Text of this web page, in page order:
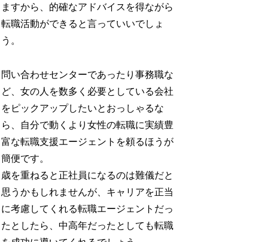
ますから、的確なアドバイスを得ながら
転職活動ができると言っていいでしょ
う。
問い合わせセンターであったり事務職な
ど、女の人を数多く必要としている会社
をピックアップしたいとおっしゃるな
ら、自分で動くより女性の転職に実績豊
富な転職支援エージェントを頼るほうが
簡便です。
歳を重ねると正社員になるのは難儀だと
思うかもしれませんが、キャリアを正当
に考慮してくれる転職エージェントだっ
たとしたら、中高年だったとしても転職